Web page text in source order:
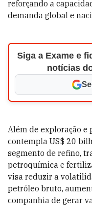
reforçando a
demanda global e
Siga a Exame e
notícias
Além de exploração e
contempla US$ 20
segmento de refino,
petroquímica e
visa reduzir a
petróleo bruto,
companhia de gerar